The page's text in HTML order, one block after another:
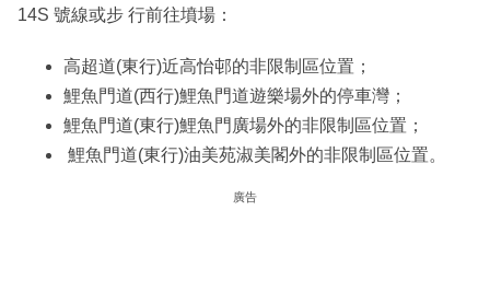
14S 號線或步 行前往墳場：
高超道(東行)近高怡邨的非限制區位置；
鯉魚門道(西行)鯉魚門道遊樂場外的停車灣；
鯉魚門道(東行)鯉魚門廣場外的非限制區位置；
鯉魚門道(東行)油美苑淑美閣外的非限制區位置。
廣告